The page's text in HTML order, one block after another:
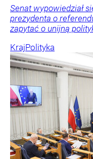
Senat wypowiedział
prezydenta o
zapytać o unijną
KrajPolityka